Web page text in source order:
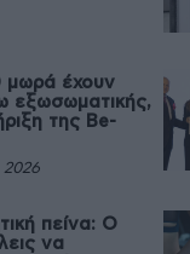
μωρά έχουν
εξωσωματικής,
της Be-
πείνα: Ο
να